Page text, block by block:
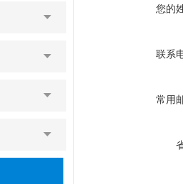
您的
联系
常用